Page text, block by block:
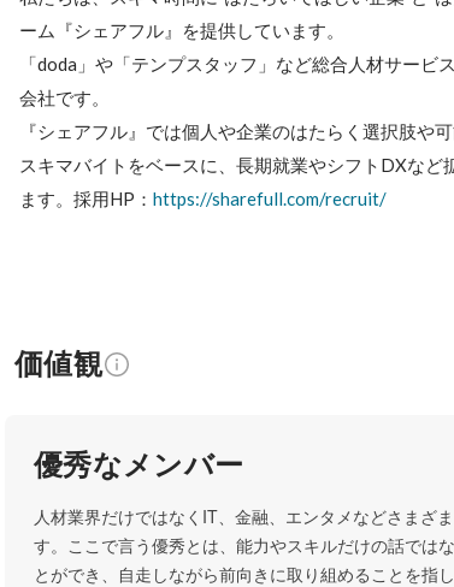
ーム『シェアフル』を提供しています。
「doda」や「テンプスタッフ」など総合人材サー
会社です。
『シェアフル』では個人や企業のはたらく選択肢や
スキマバイトをベースに、長期就業やシフトDXな
ます。採用HP： https://sharefull.com/recruit/
価値観
優秀なメンバー
人材業界だけではなくIT、金融、エンタメなどさまざ
す。ここで言う優秀とは、能力やスキルだけの話では
とができ、自走しながら前向きに取り組めることを指